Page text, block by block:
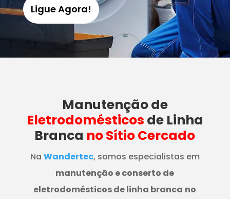
Ligue Agora!
Manutençãode
Eletrodomésticos de Linha
Branca no Sítio Cercado
Na Wandertec, somos especialistas em
manutenção e conserto de
eletrodomésticos de linha branca no